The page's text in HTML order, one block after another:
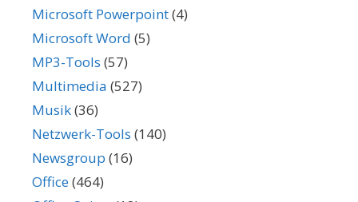
Microsoft Powerpoint(4)
Microsoft Word (5)
MP3-Tools (57)
Multimedia (527)
Musik(36)
Netzwerk-Tools (140)
Newsgroup (16)
Office(464)